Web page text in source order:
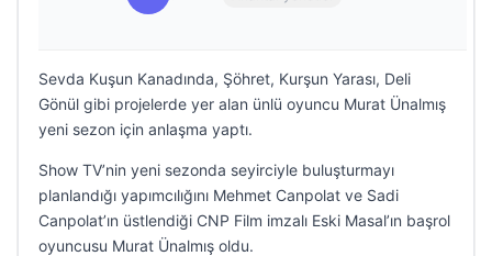
Sevda Kuşun Kanadında, Şöhret, Kurşun Yarası, Deli
Gönül gibi projelerde yer alan ünlü oyuncu Murat Ünalmış
yeni sezon için anlaşma yaptı.
Show TV’nin yeni sezonda seyirciyle buluşturmayı
planlandığı yapımcılığını Mehmet Canpolat ve Sadi
Canpolat’ın üstlendiği CNP Film imzalı Eski Masal’ın başrol
oyuncusu Murat Ünalmış oldu.